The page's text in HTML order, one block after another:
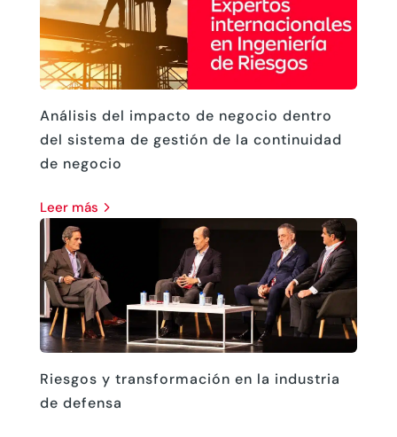
Análisis del impacto de negocio dentro
del sistema de gestión de la continuidad
de negocio
leer más
Riesgos y transformación en la industria
de defensa